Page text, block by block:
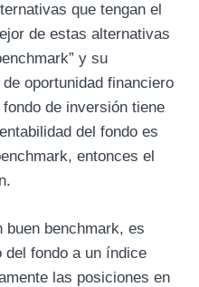
que tengan el
de estas alternativas
y su
oportunidad financiero
de inversión tiene
del fondo es
entonces el
buen benchmark, es
fondo a un índice
las posiciones en